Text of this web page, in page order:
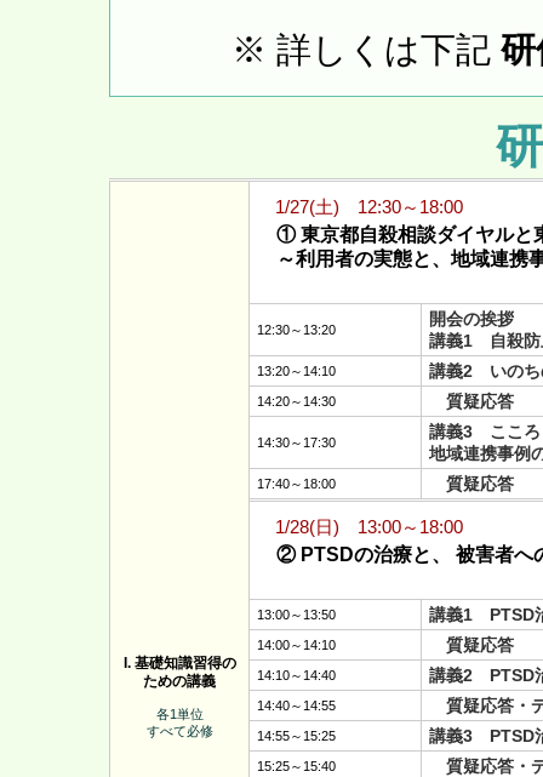
※ 詳しくは下記
I. 基礎知識習得の
ための講義
各1単位
すべて必修
1/27(土) 12:30～18:00
① 東京都自殺相談ダイヤルと
～利用者の実態と、地域連携
12:30～13:20
開会の挨拶
講義1 自殺防
13:20～14:10 講義2 いのち
14:20～14:30 質疑応答
14:30～17:30
講義3 こころ
地域連携事例
17:40～18:00 質疑応答
1/28(日) 13:00～18:00
② PTSDの治療と、 被害者へ
13:00～13:50 講義1 PTSD
14:00～14:10 質疑応答
14:10～14:40 講義2 PTSD
14:40～14:55 質疑応答・
14:55～15:25 講義3 PTSD
15:25～15:40 質疑応答・